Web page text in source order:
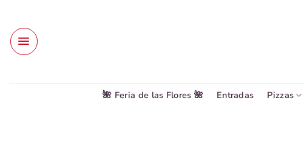
contenido
🌺 Feria de las Flores 🌺 Entradas Pizzas